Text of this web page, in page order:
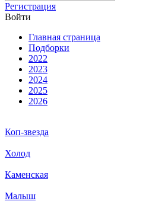
Ре­ги­ст­ра­ция
Вой­ти
Глав­ная стра­ни­ца
Подборки
2022
2023
2024
2025
2026
Коп-звезда
Холод
Каменская
Малыш